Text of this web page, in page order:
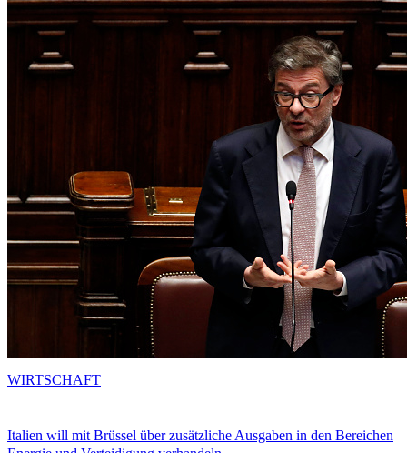
Italien will mit Brüssel über zusätzliche Ausgaben in den Bereichen
WIRTSCHAFT